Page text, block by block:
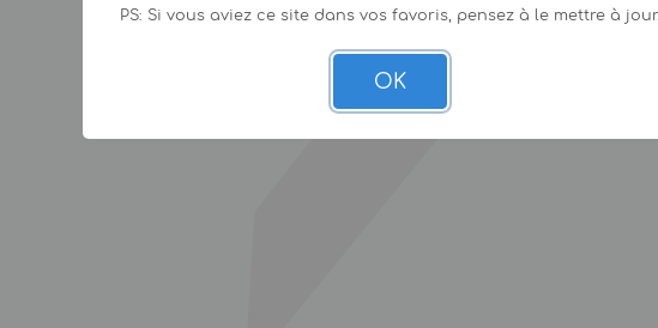
PS: Si vous aviez ce site dans vos favoris, pensez à le mettre à
OK